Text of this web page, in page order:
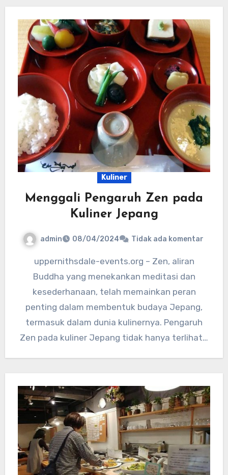
Kuliner
Menggali Pengaruh Zen pada
Kuliner Jepang
admin 08/04/2024 Tidak ada komentar
uppernithsdale-events.org – Zen, aliran
Buddha yang menekankan meditasi dan
kesederhanaan, telah memainkan peran
penting dalam membentuk budaya Jepang,
termasuk dalam dunia kulinernya. Pengaruh
Zen pada kuliner Jepang tidak hanya terlihat…